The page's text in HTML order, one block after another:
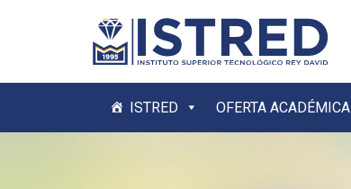
ISTRED OFERTA ACADÉMICA